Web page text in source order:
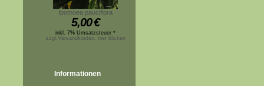
Ipomoea pauciflora
5,00€
inkl. 7% Umsatzsteuer *
zzgl.Versandkosten, hier klicken
Informationen